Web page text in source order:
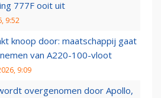
777F ooit uit
9:52
knoop door: maatschappij gaat
van A220-100-vloot
9:09
overgenomen door Apollo,